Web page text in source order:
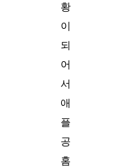
황
이
되
어
서
애
플
공
홈